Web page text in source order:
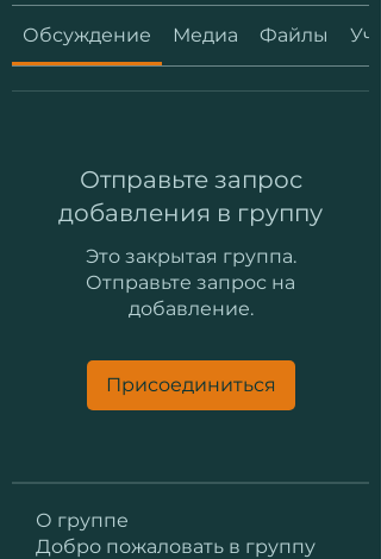
Обсуждение Медиа Файлы
Отправьте запрос
добавления в группу
Это закрытая группа.
Отправьте запрос на
добавление.
Присоединиться
О группе
Добро пожаловать в группу